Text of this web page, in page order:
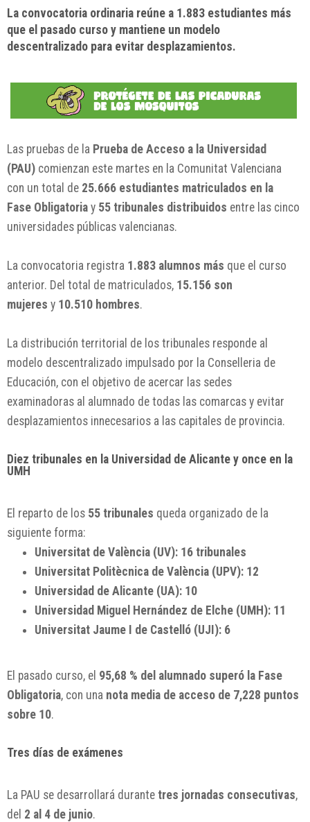
La convocatoria ordinaria reúne a 1.883 estudiantes más
que el pasado curso y mantiene un modelo
descentralizado para evitar desplazamientos.
Las pruebas de la Prueba de Acceso a la Universidad
(PAU) comienzan este martes en la Comunitat Valenciana
con un total de 25.666 estudiantes matriculados en la
Fase Obligatoria y 55 tribunales distribuidos entre las cinco
universidades públicas valencianas.
La convocatoria registra 1.883 alumnos más que el curso
anterior. Del total de matriculados, 15.156 son
mujeres y 10.510 hombres.
La distribución territorial de los tribunales responde al
modelo descentralizado impulsado por la Conselleria de
Educación, con el objetivo de acercar las sedes
examinadoras al alumnado de todas las comarcas y evitar
desplazamientos innecesarios a las capitales de provincia.
Diez tribunales en la Universidad de Alicante y once en la
UMH
El reparto de los 55 tribunales queda organizado de la
siguiente forma:
Universitat de València (UV): 16 tribunales
Universitat Politècnica de València (UPV): 12
Universidad de Alicante (UA): 10
Universidad Miguel Hernández de Elche (UMH): 11
Universitat Jaume I de Castelló (UJI): 6
El pasado curso, el 95,68 % del alumnado superó la Fase
Obligatoria, con una nota media de acceso de 7,228 puntos
sobre 10.
Tres días de exámenes
La PAU se desarrollará durante tres jornadas consecutivas,
del 2 al 4 de junio.